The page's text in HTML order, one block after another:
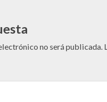
no será publicada.